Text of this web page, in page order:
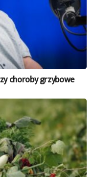
choroby grzybowe